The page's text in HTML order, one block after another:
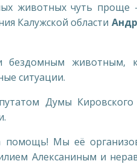
животных чуть
Калужской области
бездомным животным,
ситуации.
Думы
Мы её
Алексаниным и